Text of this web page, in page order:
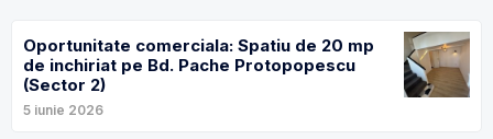
Oportunitate comerciala: Spatiu de 20 mp
de inchiriat pe Bd. Pache Protopopescu
(Sector 2)
5 iunie 2026